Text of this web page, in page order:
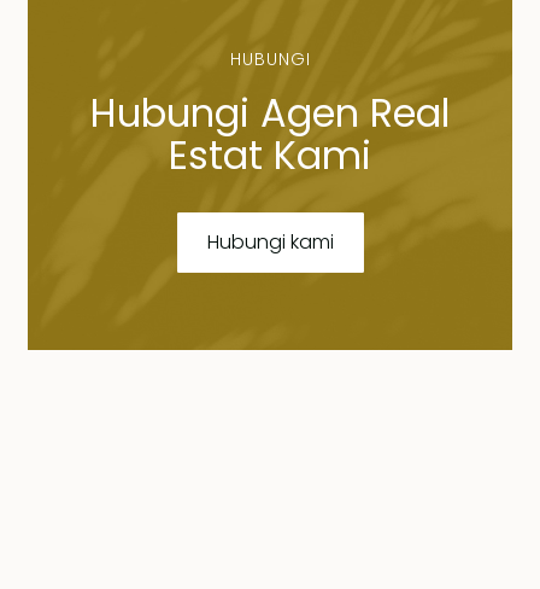
HUBUNGI
Hubungi Agen Real
Estat Kami
Hubungi kami